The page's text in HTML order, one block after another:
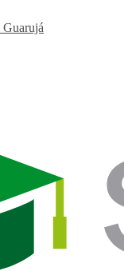
Guarujá